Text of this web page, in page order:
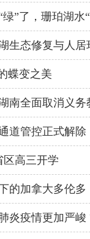
”了，珊珀湖水
生态修复与人居
蝶变之美
南全面取消义
道管控正式解除
区高三开学
的加拿大多伦
炎疫情更加严